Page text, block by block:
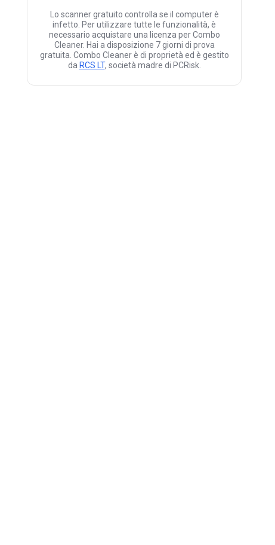
Lo scanner gratuito controlla se il computer è
infetto. Per utilizzare tutte le funzionalità, è
necessario acquistare una licenza per Combo
Cleaner. Hai a disposizione 7 giorni di prova
gratuita. Combo Cleaner è di proprietà ed è gestito
da RCS LT, società madre di PCRisk.